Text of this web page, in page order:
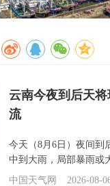
云南今夜到后天
流
今天（8月6日）夜间到
中到大雨，局部暴雨或
中国天气网
2026-08-